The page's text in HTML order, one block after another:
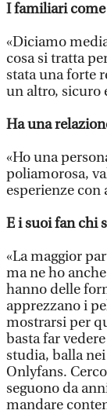
I familiari come
«Diciamo
cosa si tratta
stata una forte
un altro, sicuro
Ha una
«Ho una
poliamorosa,
esperienze con
E i suoi fan chi
«La maggior
ma ne ho
hanno delle
apprezzano i
mostrarsi per
basta far
studia, balla
Onlyfans.
seguono da
mandare